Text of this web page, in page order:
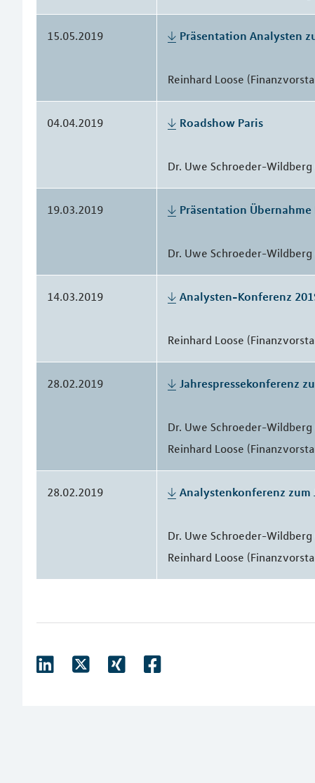
15.05.2019 Präsentation Analysten
Reinhard Loose
04.04.2019 Roadshow Paris
Dr. Uwe Schroeder-
19.03.2019 Präsentation Übernahme
Dr. Uwe Schroeder-
14.03.2019 Analysten-Konferenz
Reinhard Loose
28.02.2019 Jahrespressekonferenz
Dr. Uwe Schroeder-
Reinhard Loose
28.02.2019 Analystenkonferenz zum
Dr. Uwe Schroeder-
Reinhard Loose